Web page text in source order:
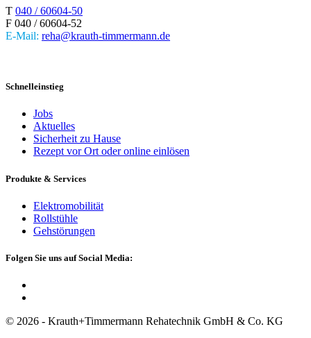
T 040 / 60604-50
F 040 / 60604-52
E-Mail: reha@krauth-timmermann.de
Schnelleinstieg
Jobs
Aktuelles
Sicherheit zu Hause
Rezept vor Ort oder online einlösen
Produkte & Services
Elektromobilität
Rollstühle
Gehstörungen
Folgen Sie uns auf Social Media:
© 2026 - Krauth+Timmermann Rehatechnik GmbH & Co. KG